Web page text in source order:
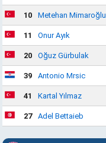
10 Metehan Mimaroğlu
11 Onur Ayık
20 Oğuz Gürbulak
39 Antonio Mrsic
41 Kartal Yılmaz
27 Adel Bettaieb